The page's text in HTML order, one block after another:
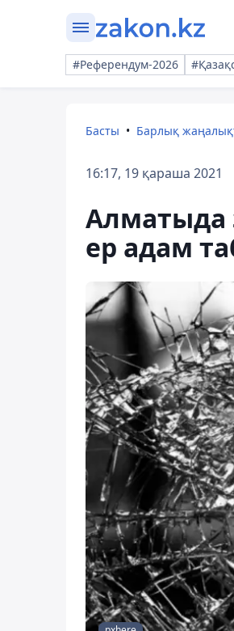
#Референдум-2026
Басты Барлық
16:17, 19 қараша 2021
Алматыда
ер адам